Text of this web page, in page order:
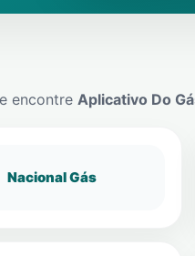
encontre Aplicativo Do
Nacional Gás